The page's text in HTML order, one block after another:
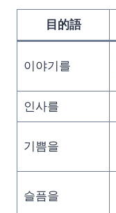
目的語
이야기를
인사를
기쁨을
슬픔을